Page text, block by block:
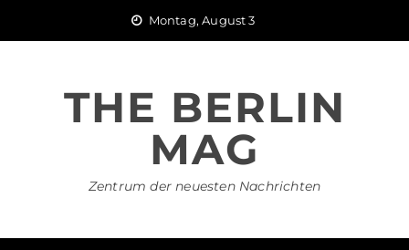
Montag, August 3
THE BERLIN
MAG
Zentrum der neuesten Nachrichten